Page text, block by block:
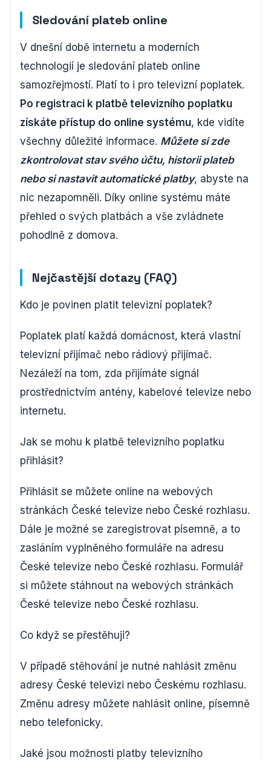
Sledování plateb online
V dnešní době internetu a moderních
technologií je sledování plateb online
samozřejmostí. Platí to i pro televizní poplatek.
Po registraci k platbě televizního poplatku
získáte přístup do online systému, kde vidíte
všechny důležité informace. Můžete si zde
zkontrolovat stav svého účtu, historii plateb
nebo si nastavit automatické platby, abyste na
nic nezapomněli. Díky online systému máte
přehled o svých platbách a vše zvládnete
pohodlně z domova.
Nejčastější dotazy (FAQ)
Kdo je povinen platit televizní poplatek?
Poplatek platí každá domácnost, která vlastní
televizní přijímač nebo rádiový přijímač.
Nezáleží na tom, zda přijímáte signál
prostřednictvím antény, kabelové televize nebo
internetu.
Jak se mohu k platbě televizního poplatku
přihlásit?
Přihlásit se můžete online na webových
stránkách České televize nebo České rozhlasu.
Dále je možné se zaregistrovat písemně, a to
zasláním vyplněného formuláře na adresu
České televize nebo České rozhlasu. Formulář
si můžete stáhnout na webových stránkách
České televize nebo České rozhlasu.
Co když se přestěhuji?
V případě stěhování je nutné nahlásit změnu
adresy České televizi nebo Českému rozhlasu.
Změnu adresy můžete nahlásit online, písemně
nebo telefonicky.
Jaké jsou možnosti platby televizního